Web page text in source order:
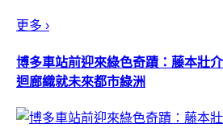
更多 ›
博多車站前迎來綠色奇蹟：藤本壯
迴廊織就未來都市綠洲